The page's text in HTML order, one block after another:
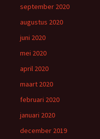
september 2020
augustus 2020
juni 2020
mei 2020
april 2020
maart 2020
februari 2020
januari 2020
december 2019